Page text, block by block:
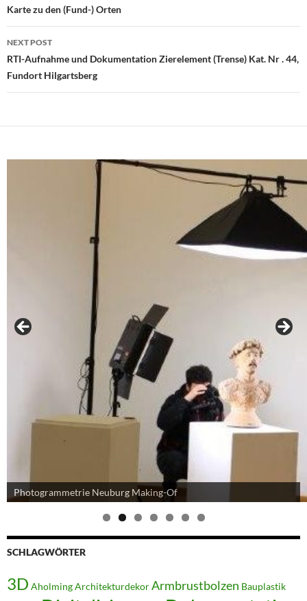
navigation
Karte zu den (Fund-) Orten
NEXT POST
RTI-Aufnahme und Dokumentation Zierelement (Trense) Kat. Nr . 44,
Fundort Hilgartsberg
Photogrammetrie Neuburg Making-Of
SCHLAGWÖRTER
3D AholmingArchitekturdekorArmbrustbolzen Bauplastik